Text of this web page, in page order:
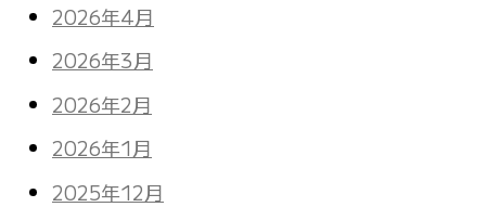
2026年4月
2026年3月
2026年2月
2026年1月
2025年12月